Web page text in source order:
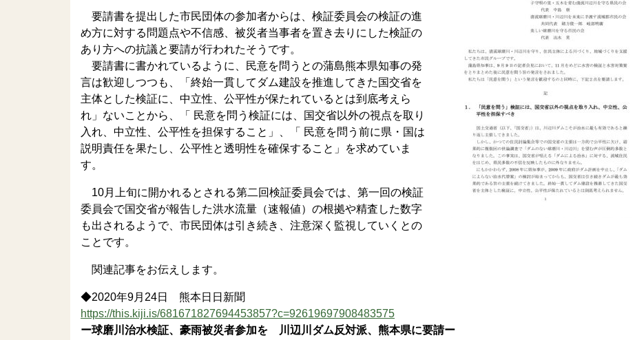
要請書を提出した市民団体の参加者からは、検証委員会の検証の進
め方に対する問題点や不信感、被災者当事者を置き去りにした検証の
あり方への抗議と要請が行われたそうです。
要請書に書かれているように、民意を問うとの蒲島熊本県知事の発
言は歓迎しつつも、「終始一貫してダム建設を推進してきた国交省を
主体とした検証に、中立性、公平性が保たれているとは到底考えら
れ」ないことから、「 民意を問う検証には、国交省以外の視点を取り
入れ、中立性、公平性を担保すること」、「 民意を問う前に県・国は
説明責任を果たし、公平性と透明性を確保すること」を求めていま
す。
10月上旬に開かれるとされる第二回検証委員会では、第一回の検証
委員会で国交省が報告した洪水流量（速報値）の根拠や精査した数字
も出されるようで、市民団体は引き続き、注意深く監視していくとの
ことです。
関連記事をお伝えします。
◆2020年9月24日 熊本日日新聞
https://this.kiji.is/681671827694453857?c=92619697908483575
ー球磨川治水検証、豪雨被災者参加を 川辺川ダム反対派、熊本県に要請ー